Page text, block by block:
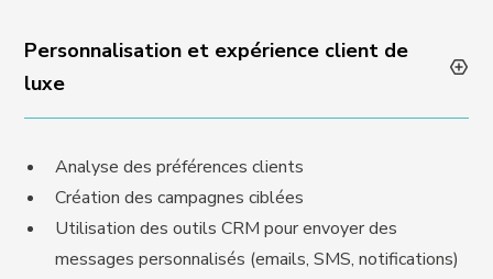
Personnalisation et expérience client de
luxe
Analyse des préférences clients
Création des campagnes ciblées
Utilisation des outils CRM pour envoyer des
messages personnalisés (emails, SMS, notifications)